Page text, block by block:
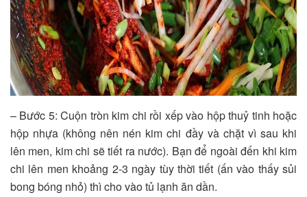
– Bước 5: Cuộn tròn kim chi rồi xếp vào hộp thuỷ tinh hoặc
hộp nhựa (không nên nén kim chi đầy và chặt vì sau khi
lên men, kim chi sẽ tiết ra nước). Bạn để ngoài đến khi kim
chi lên men khoảng 2-3 ngày tùy thời tiết (ấn vào thấy sủi
bong bóng nhỏ) thì cho vào tủ lạnh ăn dần.